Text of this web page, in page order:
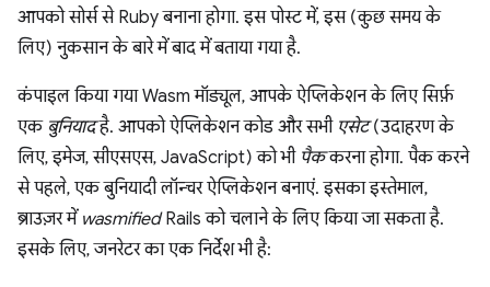
आपको सोर्स से Ruby बनाना होगा. इस पोस्ट में, इस (कुछ समय के
लिए) नुकसान के बारे में बाद में बताया गया है.
कंपाइल किया गया Wasm मॉड्यूल, आपके ऐप्लिकेशन के लिए सिर्फ़
एक बुनियादहै. आपको ऐप्लिकेशन कोड और सभी एसेट(उदाहरण के
लिए, इमेज, सीएसएस, JavaScript) को भी पैककरना होगा. पैक करने
से पहले, एक बुनियादी लॉन्चर ऐप्लिकेशन बनाएं. इसका इस्तेमाल,
ब्राउज़र में wasmifiedRails को चलाने के लिए किया जा सकता है.
इसके लिए, जनरेटर का एक निर्देश भी है: